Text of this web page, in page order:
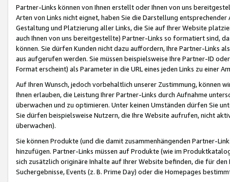
Partner-Links können von Ihnen erstellt oder Ihnen von uns
Arten von Links nicht eignet, haben Sie die Darstellung
Gestaltung und Platzierung aller Links, die Sie auf Ihrer Website
auch Ihnen von uns bereitgestellte) Partner-Links so formatiert sind,
können. Sie dürfen Kunden nicht dazu auffordern, Ihre Partner-Links
aus aufgerufen werden. Sie müssen beispielsweise Ihre Partner-ID
Format erscheint) als Parameter in die URL eines jeden Links zu einer
Auf Ihren Wunsch, jedoch vorbehaltlich unserer Zustimmung, können
Ihnen erlauben, die Leistung Ihrer Partner-Links durch Aufnahme
überwachen und zu optimieren. Unter keinen Umständen dürfen Sie
Sie dürfen beispielsweise Nutzern, die Ihre Website aufrufen, nicht
überwachen).
Sie können Produkte (und die damit zusammenhängenden Partner-
hinzufügen. Partner-Links müssen auf Produkte (wie im
sich zusätzlich originäre Inhalte auf Ihrer Website befinden, die für
Suchergebnisse, Events (z. B. Prime Day) oder die Homepages